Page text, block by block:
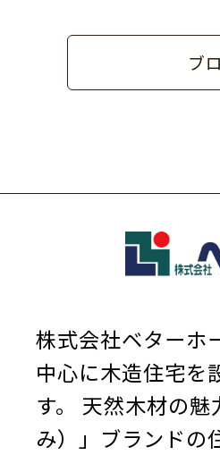
ブ
株式会社ベターホ
中心に木造住宅を
す。
天然木材の
み）」ブランドの